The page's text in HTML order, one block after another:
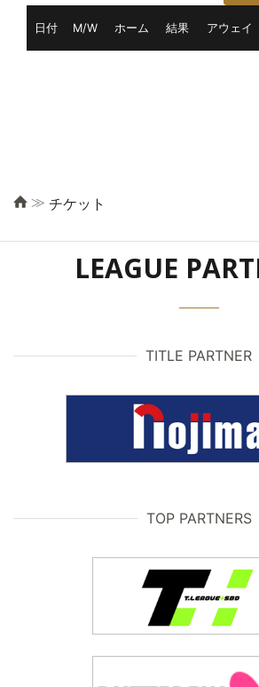
日付 M/W ホーム 結果 アウェイ
≫ チケット
LEAGUE
TITLE PARTNER
TOP PARTNERS